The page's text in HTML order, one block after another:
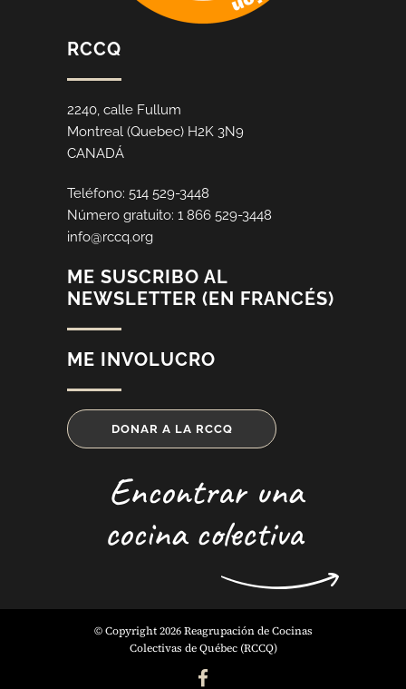
RCCQ
2240, calle Fullum
Montreal (Quebec) H2K 3N9
CANADÁ
Teléfono: 514 529-3448
Número gratuito: 1 866 529-3448
info@rccq.org
ME SUSCRIBO AL
NEWSLETTER (EN FRANCÉS)
ME INVOLUCRO
DONAR A LA RCCQ
Encontrar una
cocina colectiva
© Copyright 2026 Reagrupación de Cocinas
Colectivas de Québec (RCCQ)